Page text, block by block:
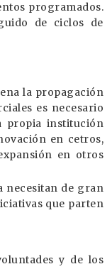
programados.
de ciclos de
la propagación
es necesario
propia institución
en cetros,
en otros
necesitan de gran
que parten
y de los